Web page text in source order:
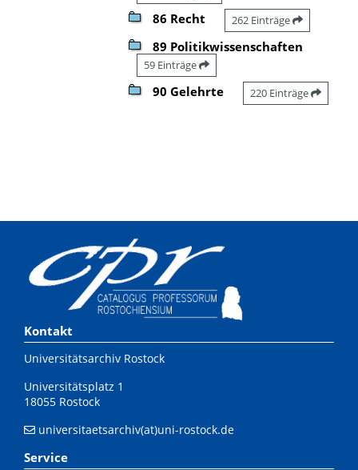
86 Recht 262 Einträge
89 Politikwissenschaften
59 Einträge
90 Gelehrte 220 Einträge
Kontakt
Universitätsarchiv Rostock
Universitätsplatz 1
18055 Rostock
universitaetsarchiv(at)uni-rostock.de
Service